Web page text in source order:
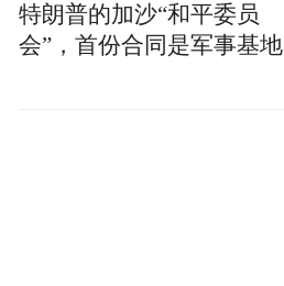
特朗普的加沙“和平委员
会”，首份合同是军事基地